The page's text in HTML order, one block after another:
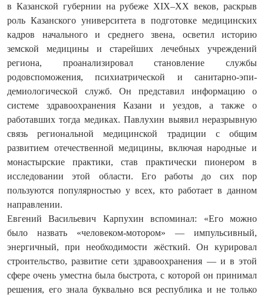
в Казанской губернии на рубеже XIX–XX веков, раскрыв
роль Казанского университета в подготовке медицинских
кадров начального и среднего звена, осветил историю
земской медицины и старейших лечебных учреждений
региона, проанализировал становление службы
родовспоможения, психиатрической и санитарно‑эпи­
демиологической служб. Он представил информацию о
системе здравоохранения Казани и уездов, а также о
работавших тогда медиках. Павлухин выявил неразрывную
связь региональной медицинской традиции с общим
развитием отечественной медицины, включая народные и
монастырские практики, став практически пионером в
исследовании этой области. Его работы до сих пор
пользуются популярностью у всех, кто работает в данном
направлении.
Евгений Васильевич Карпухин вспоминал: «Его можно
было назвать «человеком-мотором» — импульсивный,
энергичный, при необходимости жёсткий. Он курировал
строительство, развитие сети здравоохранения — и в этой
сфере очень уместна была быстрота, с которой он принимал
решения, его знала буквально вся республика и не только